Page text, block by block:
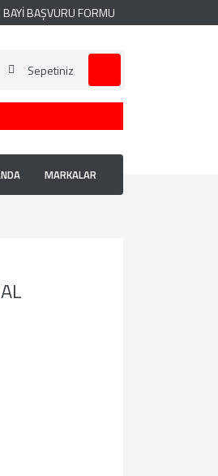
BAYİ BAŞVURU FORMU
Sepetiniz
MARKALAR